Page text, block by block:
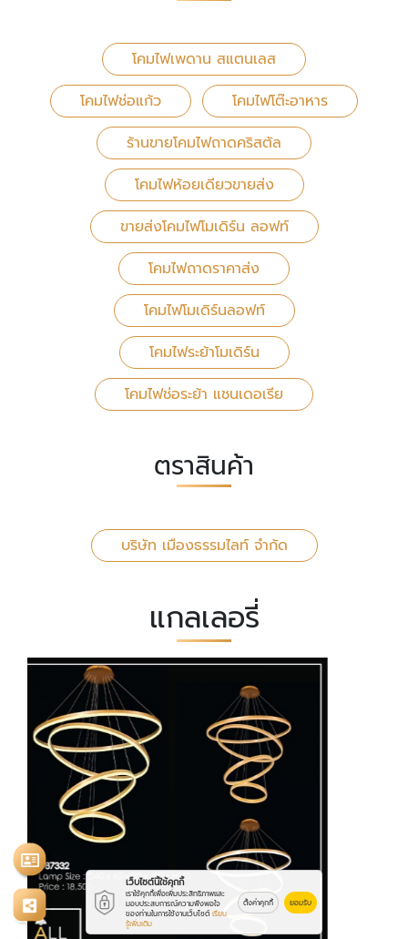
โคมไฟเพดาน สแตนเลส
โคมไฟช่อแก้ว
โคมไฟโต๊ะอาหาร
ร้านขายโคมไฟถาดคริสตัล
โคมไฟห้อยเดียวขายส่ง
ขายส่งโคมไฟโมเดิร์น ลอฟท์
โคมไฟถาดราคาส่ง
โคมไฟโมเดิร์นลอฟท์
โคมไฟระย้าโมเดิร์น
โคมไฟช่อระย้า แชนเดอเรีย
ตราสินค้า
บริษัท เมืองธรรมไลท์ จำกัด
แกลเลอรี่
เว็บไซต์นี้ใช้คุกกี้
เราใช้คุกกี้เพื่อเพิ่มประสิทธิภาพและ
มอบประสบการณ์ความพึงพอใจ
ของท่านในการใช้งานเว็บไซต์ เรียน
รู้เพิ่มเติม
ตั้งค่าคุกกี้ ยอมรับ